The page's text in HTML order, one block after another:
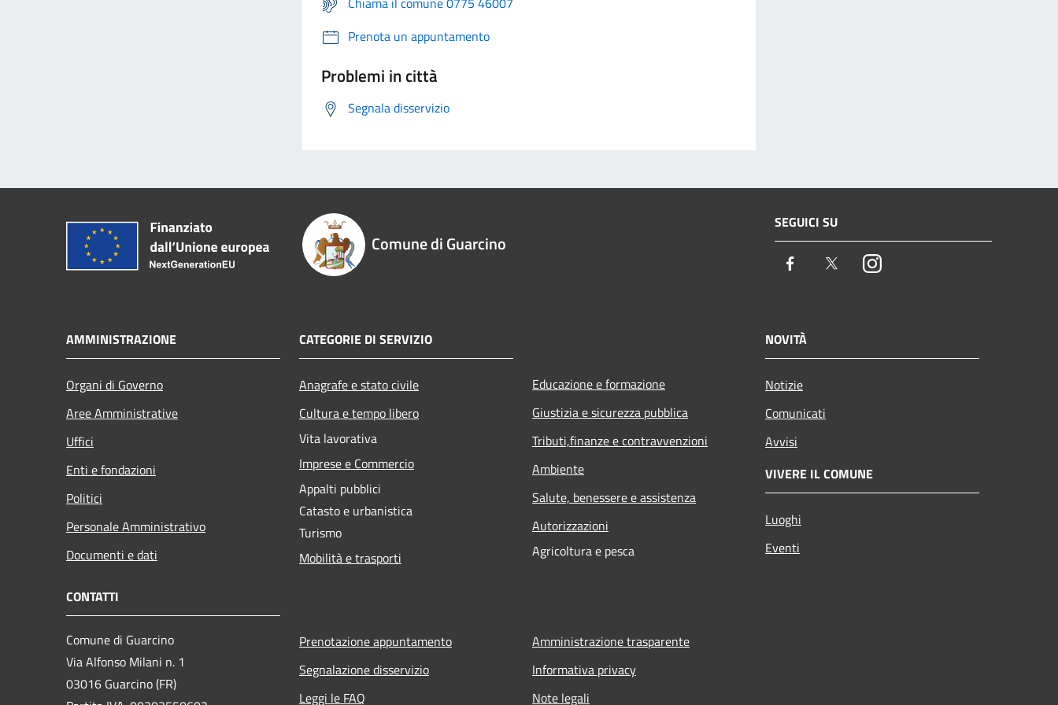
Prenota un appuntamento
Problemi in città
Segnala disservizio
Comune di Guarcino
SEGUICI SU
Facebook TwitterInstagram
AMMINISTRAZIONE
Organi di Governo
Aree Amministrative
Uffici
Enti e fondazioni
Politici
Personale Amministrativo
Documenti e dati
CATEGORIE DI SERVIZIO
Anagrafe e stato civile
Cultura e tempo libero
Vita lavorativa
Imprese e Commercio
Appalti pubblici
Catasto e urbanistica
Turismo
Mobilità e trasporti
Educazione e formazione
Giustizia e sicurezza pubblica
Tributi,finanze e contravvenzioni
Ambiente
Salute, benessere e assistenza
Autorizzazioni
Agricoltura e pesca
NOVITÀ
Notizie
Comunicati
Avvisi
VIVERE IL COMUNE
Luoghi
Eventi
CONTATTI
Comune di Guarcino
Via Alfonso Milani n. 1
03016 Guarcino (FR)
Prenotazione appuntamento
Segnalazione disservizio
Leggi le FAQ
Amministrazione trasparente
Informativa privacy
Note legali